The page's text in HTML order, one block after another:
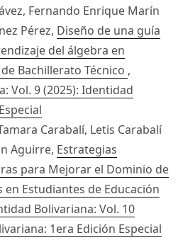
Fernando Enrique Marín
Pérez, Diseño de una guía
del álgebra en
Bachillerato Técnico ,
Vol. 9 (2025): Identidad
Carabalí, Letis Carabalí
Aguirre, Estrategias
para Mejorar el Dominio de
en Estudiantes de Educación
Bolivariana: Vol. 10
1era Edición Especial